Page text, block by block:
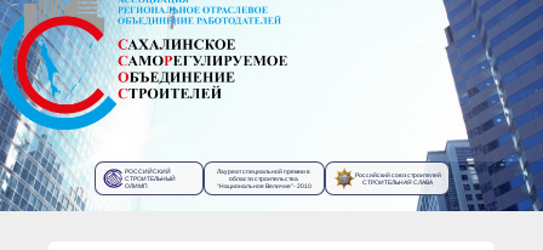
● Генеральный директор
Специализированные органы
● Контрольный комитет
● Дисциплинарный комитет
● Архив
Протоколы органов управления
РОССИЙСКИЙ
СТРОИТЕЛЬНЫЙ
ОЛИМП
Лауреат специальной премии в
области строительства
“Национальное Величие”- 2010
Российский союз строителей
СТРОИТЕЛЬНАЯ СЛАВА